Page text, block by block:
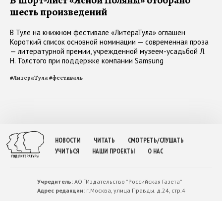
шесть произведений
В Туле на книжном фестивале «ЛитераТула» оглашен
Короткий список основной номинации — современная проза
— литературной премии, учрежденной музеем-усадьбой Л.
Н. Толстого при поддержке компании Samsung
#ЛитераТула#фестиваль
НОВОСТИ ЧИТАТЬ
СМОТРЕТЬ/СЛУШАТЬ
УЧИТЬСЯ
НАШИ ПРОЕКТЫ О НАС
Учредитель:АО “Издательство ”Российская Газета”
Адрес редакции:г.Москва, улица Правды. д.24, стр.4